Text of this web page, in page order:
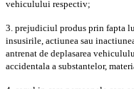
vehiculului respectiv;
3. prejudiciul produs prin fapta
insusirile, actiunea sau
antrenat de deplasarea
accidentala a substantelor,